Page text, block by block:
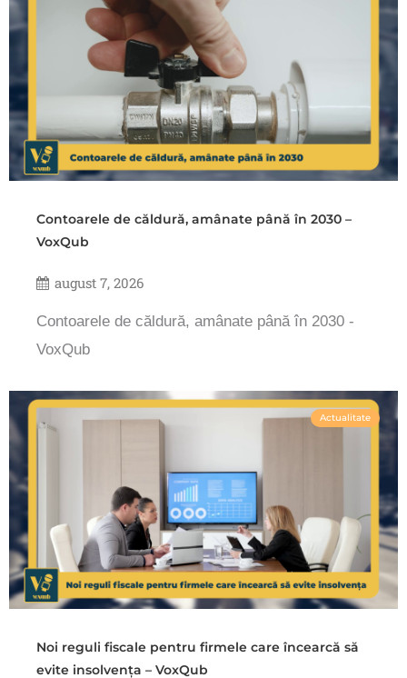
Contoarele de căldură, amânate până în 2030 –
VoxQub
august 7, 2026
Contoarele de căldură, amânate până în 2030 -
VoxQub
Actualitate
Noi reguli fiscale pentru firmele care încearcă să
evite insolvența – VoxQub